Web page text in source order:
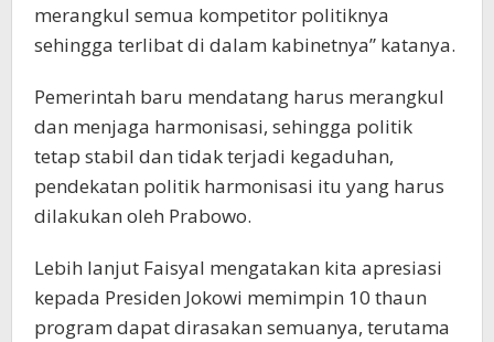
merangkul semua kompetitor politiknya
sehingga terlibat di dalam kabinetnya” katanya.
Pemerintah baru mendatang harus merangkul
dan menjaga harmonisasi, sehingga politik
tetap stabil dan tidak terjadi kegaduhan,
pendekatan politik harmonisasi itu yang harus
dilakukan oleh Prabowo.
Lebih lanjut Faisyal mengatakan kita apresiasi
kepada Presiden Jokowi memimpin 10 thaun
program dapat dirasakan semuanya, terutama